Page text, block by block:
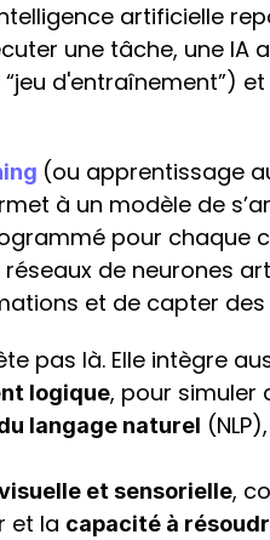
artificielle
une tâche, une IA
d'entraînement”)
(ou apprentissage
à un modèle de
pour chaque
réseaux de neurones
et de capter
pas là. Elle intègre
logique, pour simuler
langage naturel
et sensorielle,
et la capacité à